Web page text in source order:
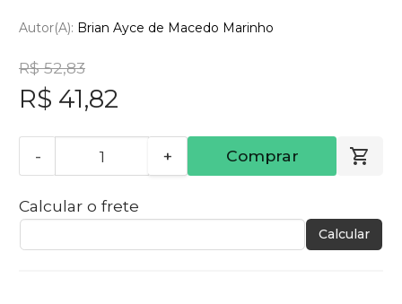
Autor(a): Brian Ayce de Macedo Marinho
R$ 52,83
R$ 41,82
- + Comprar
Calcular o frete
Calcular